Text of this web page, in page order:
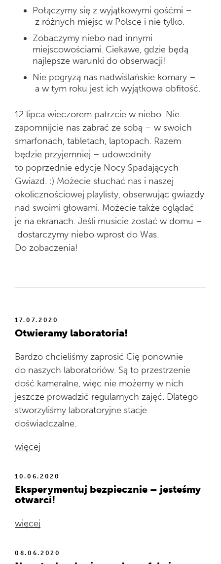
Połączymy się z wyjątkowymi gośćmi –
z różnych miejsc w Polsce i nie tylko.
Zobaczymy niebo nad innymi
miejscowościami. Ciekawe, gdzie będą
najlepsze warunki do obserwacji!
Nie pogryzą nas nadwiślańskie komary –
a w tym roku jest ich wyjątkowa obfitość.
12 lipca wieczorem patrzcie w niebo. Nie
zapomnijcie nas zabrać ze sobą – w swoich
smarfonach, tabletach, laptopach. Razem
będzie przyjemniej – udowodniły
to poprzednie edycje Nocy Spadających
Gwiazd. :) Możecie słuchać nas i naszej
okolicznościowej playlisty, obserwując gwiazdy
nad swoimi głowami. Możecie także oglądać
je na ekranach. Jeśli musicie zostać w domu –
dostarczymy niebo wprost do Was.
Do zobaczenia!
17.07.2020
Otwieramy laboratoria!
Bardzo chcieliśmy zaprosić Cię ponownie
do naszych laboratoriów. Są to przestrzenie
dość kameralne, więc nie możemy w nich
jeszcze prowadzić regularnych zajęć. Dlatego
stworzyliśmy laboratoryjne stacje
doświadczalne.
więcej
10.06.2020
Eksperymentuj bezpiecznie – jesteśmy
otwarci!
więcej
08.06.2020